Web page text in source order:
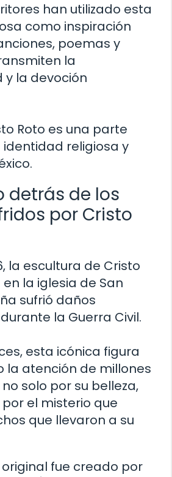
han utilizado esta
como inspiración
poemas y
la
y la devoción
Roto es una parte
religiosa y
detrás de los
por Cristo
la escultura de Cristo
la iglesia de San
sufrió daños
la Guerra Civil.
esta icónica figura
la atención de millones
solo por su belleza,
el misterio que
que llevaron a su
original fue creado por